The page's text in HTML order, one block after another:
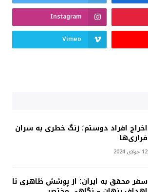
Instagram
Vimeo
اخراج افراد دوستم؛ زنگ خطری به سران
فراری‌ها
12 جولای 2024
سفر محقق به ایران؛ از پوشش ظاهری تا